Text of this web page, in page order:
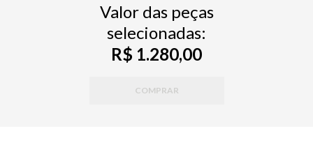
Valor das peças
selecionadas:
R$ 1.280,00
COMPRAR